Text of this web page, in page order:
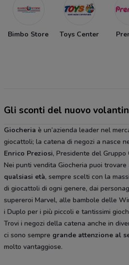
Bimbo Store Toys Center
Gli sconti del nuovo
Giocheria è un’azienda leader nel
giocattoli; la catena di negozi a nasce
Enrico Preziosi, Presidente del Gruppo
Nei punti vendita Giocheria puoi trovare
qualsiasi età, sempre scelti con la
di giocattoli di ogni genere, dai
supereroi Marvel, alle bambole delle
i Duplo per i più piccoli e tantissimi
Trovi i negozi della catena anche in
ci sono sempre grande attenzione al
molto vantaggiose.